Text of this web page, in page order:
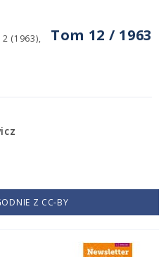
Tom 12 / 1963
(1963),
Z CC-BY